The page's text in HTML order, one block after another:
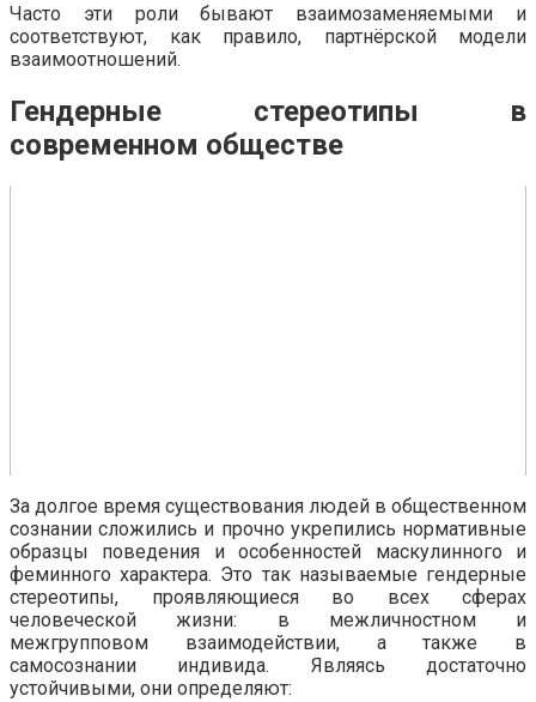
Часто эти роли бывают взаимозаменяемыми и
соответствуют, как правило, партнёрской модели
взаимоотношений.
Гендерные стереотипы в
современном обществе
За долгое время существования людей в общественном
сознании сложились и прочно укрепились нормативные
образцы поведения и особенностей маскулинного и
феминного характера. Это так называемые гендерные
стереотипы, проявляющиеся во всех сферах
человеческой жизни: в межличностном и
межгрупповом взаимодействии, а также в
самосознании индивида. Являясь достаточно
устойчивыми, они определяют: